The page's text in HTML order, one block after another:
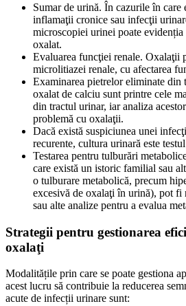
Sumar de urină. În cazurile în care
inflamaţii cronice sau infecţii
microscopiei urinei poate evidenția
oxalat.
Evaluarea funcţiei renale. Oxalaţii
microlitiazei renale, cu afectarea
Examinarea pietrelor eliminate din
oxalat de calciu sunt printre cele
din tractul urinar, iar analiza
problemă cu oxalaţii.
Dacă există suspiciunea unei
recurente, cultura urinară este
Testarea pentru tulburări
care există un istoric familial sau
o tulburare metabolică, precum
excesivă de oxalaţi în urină), pot fi
sau alte analize pentru a evalua
Strategii pentru gestionarea
oxalaţi
Modalitățile prin care se poate gestiona
acest lucru să contribuie la reducerea
acute de infecții urinare sunt: